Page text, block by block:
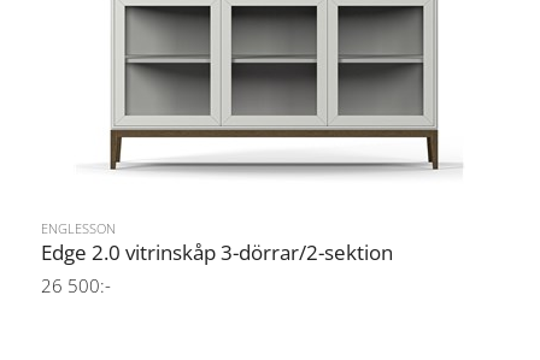
ENGLESSON
Edge 2.0 vitrinskåp 3-dörrar/2-sektion
26 500:-